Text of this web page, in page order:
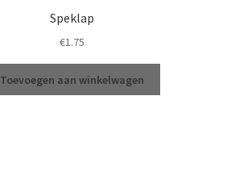
Speklap
€1.75
Toevoegen aan winkelwagen